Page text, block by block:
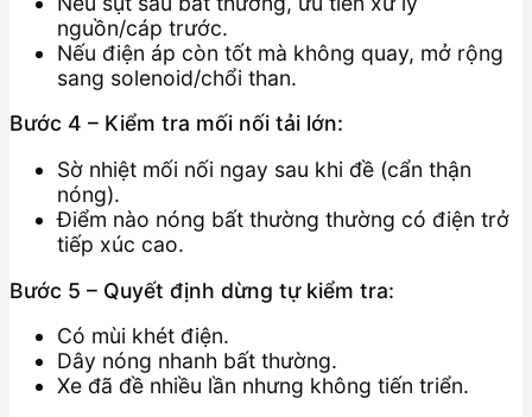
nguồn/cáp trước.
Nếu điện áp còn tốt mà không quay, mở rộng
sang solenoid/chổi than.
Bước 4 – Kiểm tra mối nối tải lớn:
Sờ nhiệt mối nối ngay sau khi đề (cẩn thận
nóng).
Điểm nào nóng bất thường thường có điện trở
tiếp xúc cao.
Bước 5 – Quyết định dừng tự kiểm tra:
Có mùi khét điện.
Dây nóng nhanh bất thường.
Xe đã đề nhiều lần nhưng không tiến triển.